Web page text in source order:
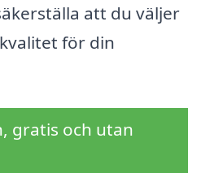
att du väljer
för din
gratis och utan